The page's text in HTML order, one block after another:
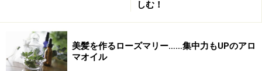
しむ！
美髪を作るローズマリー……集中力もUPのアロ
マオイル